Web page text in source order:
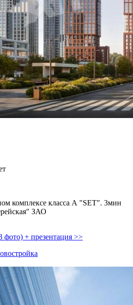
комплексе класса А "SET". 3мин
ЗАО
+ презентация >>